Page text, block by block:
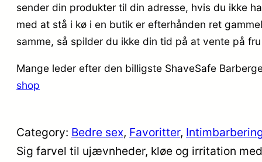
sender din produkter til din adresse, hvis du ikke
med at stå i kø i en butik er efterhånden ret
samme, så spilder du ikke din tid på at vente på
Mange leder efter den billigste ShaveSafe
shop
Category: Bedre sex, Favoritter,
Sig farvel til ujævnheder, kløe og irritation